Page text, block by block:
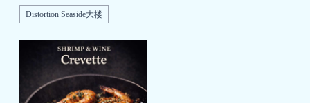
Distortion Seaside大楼